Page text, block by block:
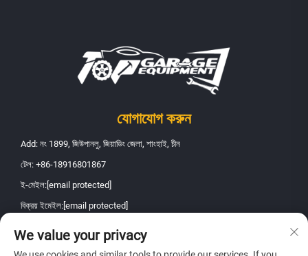
যোগাযোগ করুন
Add: নং 1899, জিউপানলু, জিয়াডিং জেলা, শাংহাই, চীন
টেল: +86-18916801867
ই-মেইল:[email protected]
বিক্রয় ইমেইল:[email protected]
কপিরাইট © 2026 শাংহাই ফ্যানবাও অটোমোবাইল মেইনটেন্যান্স ইকুইপমেন্ট কোং, লিমিটেড।
We value your privacy